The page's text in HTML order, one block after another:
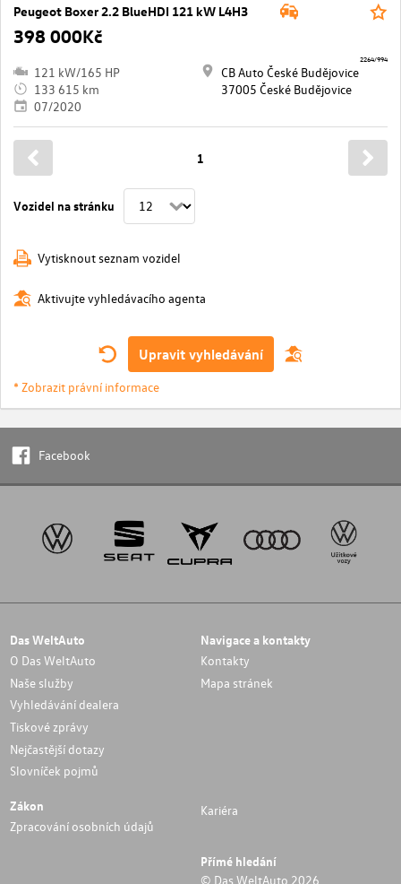
Peugeot Boxer 2.2 BlueHDI 121 kW L4H3
398 000Kč
121 kW/165 HP
133 615 km
07/2020
CB Auto České Budějovice
37005 České Budějovice
2264/994
Vozidel na stránku
1
Vytisknout seznam vozidel
Aktivujte vyhledávacího agenta
Upravit vyhledávání
* Zobrazit právní informace
Facebook
Das WeltAuto
O Das WeltAuto
Naše služby
Vyhledávání dealera
Tiskové zprávy
Nejčastější dotazy
Slovníček pojmů
Navigace a kontakty
Kontakty
Mapa stránek
Zákon
Zpracování osobních údajů
Kariéra
Přímé hledání
© Das WeltAuto 2026